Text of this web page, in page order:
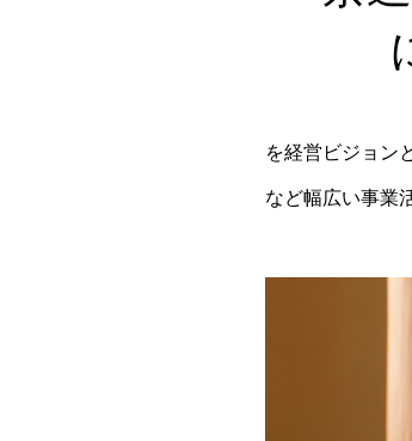
を経営ビジョン
など幅広い事業